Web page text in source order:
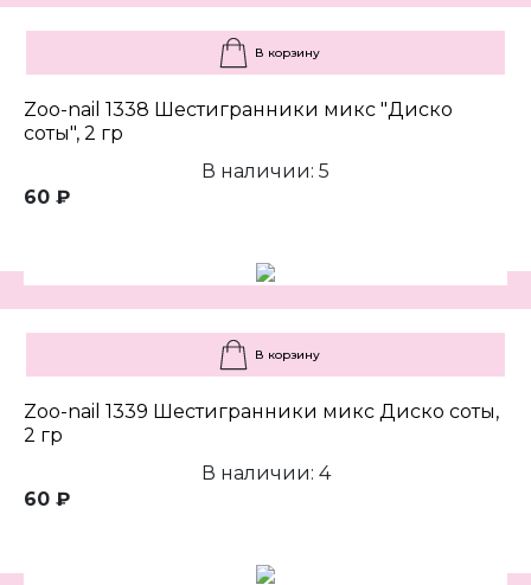
В корзину
Zoo-nail 1338 Шестигранники микс "Диско
соты", 2 гр
В наличии: 5
60 ₽
В корзину
Zoo-nail 1339 Шестигранники микс Диско соты,
2 гр
В наличии: 4
60 ₽